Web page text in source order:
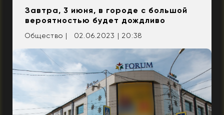
Завтра, 3 июня, в городе с большой
вероятностью будет дождливо
Общество | 02.06.2023 | 20:38